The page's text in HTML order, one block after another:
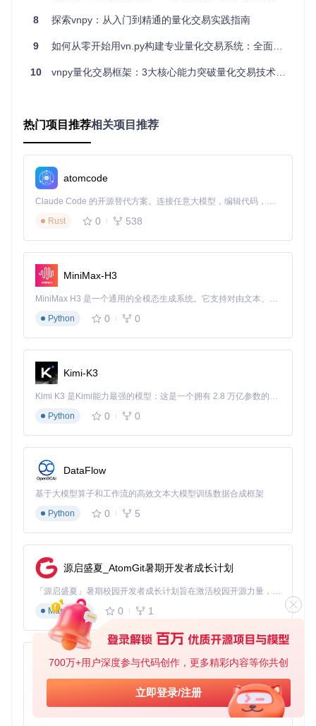
700万+用户深度参与代码创作，更多精彩内容等你共创
立即登录/注册
策略引擎是系统的大脑，通过 vnpy/alpha/strategy/
提供的模板
框架，开发者只需关注核心逻辑实现。无论是基于技术指标的
接口规范接入回测与实盘系统，框架自动处理订单生命周期管
from vnpy.alpha.strategy import
class
MyStrategy CtaStrategy
def on_bar
# 以收盘价买入1手
3. 风险引擎：资金安全的守护者
量化交易的核心竞争力在于风险控制，vnpy内置的风险引擎通
踪）、事后分析（绩效指标计算）三层防护体系，确保交易行
为始终在预设风险边界内运行。关键参数如最大回撤、单日亏
损限额等可通过配置文件灵活调整。
4. 执行引擎：订单流转的高速公路
连接策略与交易所的执行引擎，通过vnpy/trader/gateway.py
踪。支持市价/限价等多种订单类型，毫秒级的指令响应速度确
保策略意图在市场波动中准确落地。
场景应用：从回测到实盘的完整路径
vnpy的设计哲学是"一次编写，多场景运行"，同一个策略代码
git clone https://gitcode.com/vnpy/vnpy &&
回测验证：使用内置回测引擎检验策略绩效
参数优化
：通过vnpy/alpha/optimize.py模块寻找最优参数
对于机构用户，vnpy支持多策略并行运行与资金分配管理。通
examples/portfolio_backtesting/ 示例，可实现跨品种、跨周
期的策略组合，框架自动处理策略间的信号冲突与资金分配，
提升整体组合的风险调整后收益。
常见误区解析：避开量化开发的5个陷阱
误区1：过度追求复杂模型
示，简单有效的趋势策略在实盘中表现往往优于复杂模型。建
examples/veighna_trader/demo_script.py
中的基础策略
起步，逐步迭代优化。
8 探索vnpy：从入门到精通的量化交易实践指南
9 如何从零开始用vn.py构建专业量化交易系统：全面实战指南
10 vnpy量化交易框架：3大核心能力突破量化交易技术壁垒
热门项目推荐相关项目推荐
atomcode
Claude Code 的开源替代方案。连接任意大模型，编辑代码，运行命令，自动验证 — 全自动执行。用 Rust 构建，极致性能。 ｜ An open-source alternative to Claude Code. Connect any LLM, edit code, run commands, and verify changes — autonomously. Built in Rust for speed. Get Started
Rust
0 538
MiniMax-H3
MiniMax H3 是一个通用的全模态生成系统。它支持对由文本、图像、视频和音频组成的多模态上下文进行统一理解，并能生成分辨率高达 2K、时长可达 15 秒的带原生立体声音频的视频。得益于面向任务泛化的系统设计，H3 在预训练阶段就已具备广泛的多模态上下文理解与生成能力，能够出色地执行复杂的多模态指令。
Python
0 0
Kimi-K3
Kimi K3 是Kimi能力最强的模型：这是一个拥有 2.8 万亿参数的混合专家（MoE）模型，具备原生视觉理解能力，并支持 100 万 token 的上下文窗口。
Python
0 0
DataFlow
基于大模型算子和工作流的高效文本大模型训练数据合成框架
Python
0 5
源启盛夏_AtomGit暑期开发者成长计划
「源启盛夏」暑期校园开发者成长计划旨在激活校园开源力量，通过积分激励、认证扶持、资源倾斜等形式，引导高校组织和开发者完成「入驻 — 建项目 — 做贡献 — 获认证 — 得资源」的完整闭环。无论你是想带领社团入驻平台的组织者，还是希望用代码贡献证明自己的开发者，都能在这里找到属于你的成长路径。
Markdown
0 1
py-xiaozhi
基于Python的Xiaozhi AI，适用于想要完整Xiaozhi体验而无需拥有专用硬件的用户。
Python
0 1